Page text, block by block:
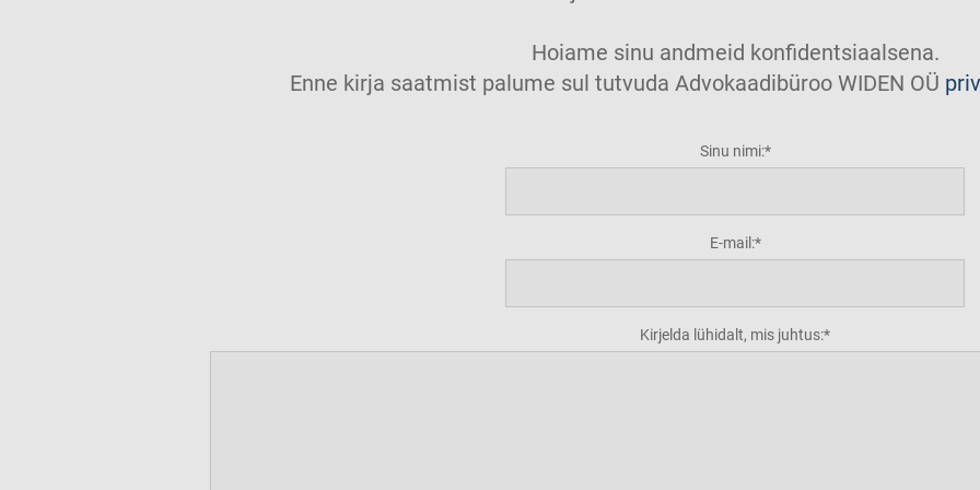
Hoiame sinu andmeid konfidentsiaalsena.
Enne kirja saatmist palume sul tutvuda Advokaadibüroo WIDEN OÜ
Sinu nimi:
E-mail:
Kirjelda lühidalt, mis juhtus: